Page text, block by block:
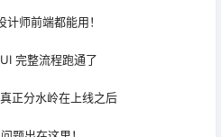
师前端都能用！
完整流程跑通了
正分水岭在上线之后